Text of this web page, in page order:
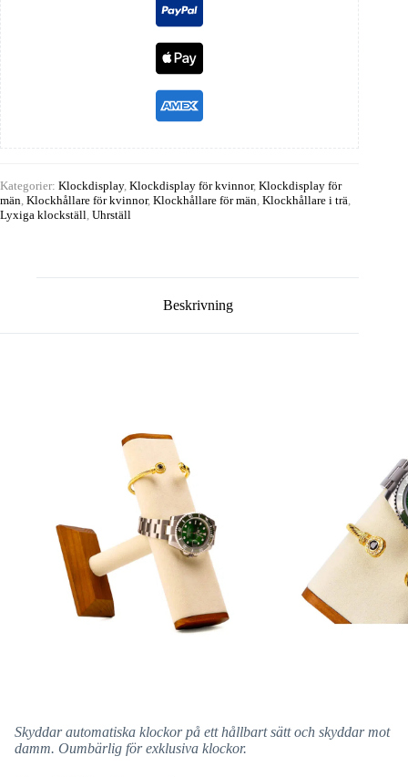
Kategorier: Klockdisplay, Klockdisplay för kvinnor, Klockdisplay för
män, Klockhållare för kvinnor, Klockhållare för män, Klockhållare i trä,
Lyxiga klockställ, Uhrställ
Beskrivning
Skyddar automatiska klockor på ett hållbart sätt och skyddar mot
damm. Oumbärlig för exklusiva klockor.